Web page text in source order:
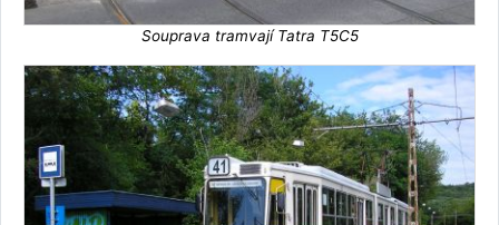
Souprava tramvají Tatra T5C5